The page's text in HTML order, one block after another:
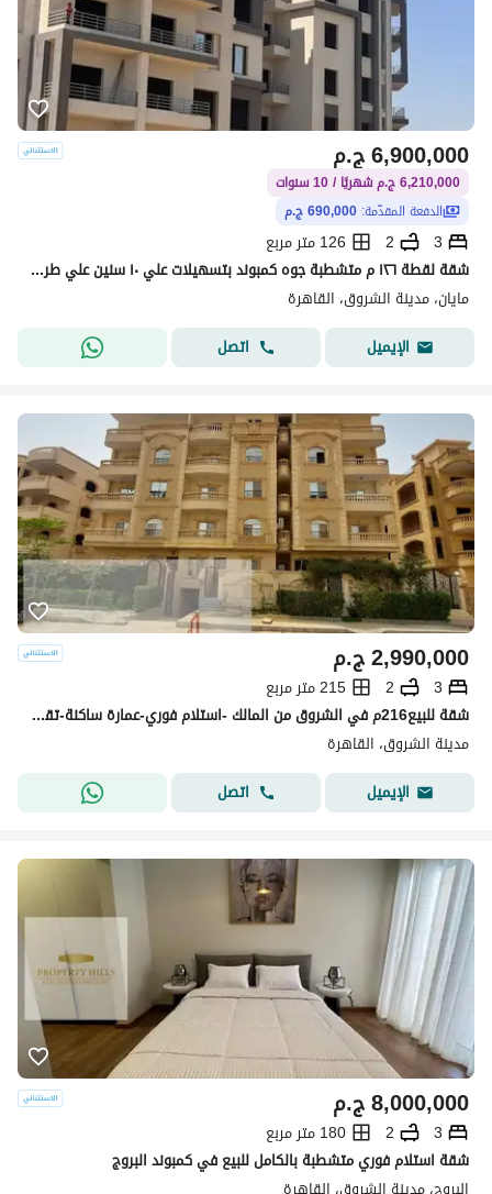
ج.م6,900,000
6,210,000 ج.م شهريًا / 10 سنوات
الدفعة المقدّمة: 690,000 ج.م
3
2
126 متر مربع
شقة لقطة ١٢٦ م متشطبة جوه كمبوند بتسهيلات علي ١٠ سنين علي طريق السويس وأمام مدينتي فى مدينة الشروق
مايان، مدينة الشروق، القاهرة
الإيميل
اتصل
ج.م2,990,000
3
2
215 متر مربع
شقة للبيع216م في الشروق من المالك -استلام فوري-عمارة ساكنة-تقسيط الكاش علي 3 شهور
مدينة الشروق، القاهرة
الإيميل
اتصل
ج.م8,000,000
3
2
180 متر مربع
شقة استلام فوري متشطبة بالكامل للبيع في كمبوند البروج